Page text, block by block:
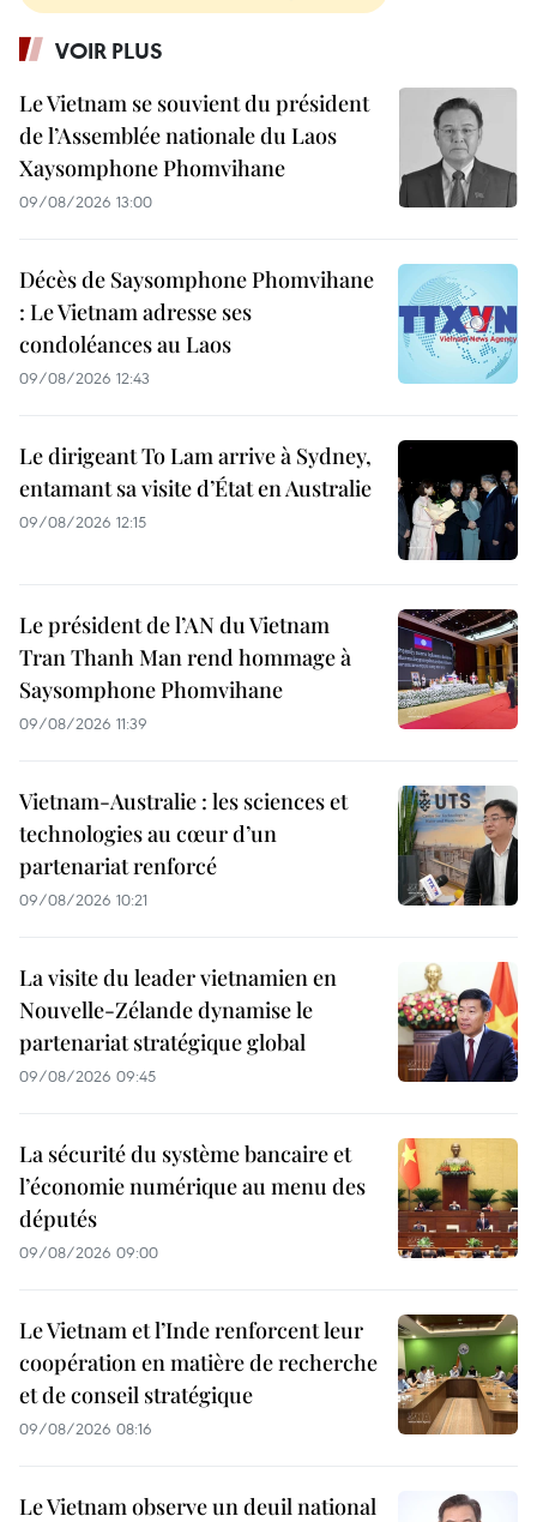
VOIR PLUS
Le Vietnam se souvient du président
de l’Assemblée nationale du Laos
Xaysomphone Phomvihane
09/08/2026 13:00
Décès de Saysomphone Phomvihane
: Le Vietnam adresse ses
condoléances au Laos
09/08/2026 12:43
Le dirigeant To Lam arrive à Sydney,
entamant sa visite d’État en Australie
09/08/2026 12:15
Le président de l’AN du Vietnam
Tran Thanh Man rend hommage à
Saysomphone Phomvihane
09/08/2026 11:39
Vietnam-Australie : les sciences et
technologies au cœur d’un
partenariat renforcé
09/08/2026 10:21
La visite du leader vietnamien en
Nouvelle-Zélande dynamise le
partenariat stratégique global
09/08/2026 09:45
La sécurité du système bancaire et
l’économie numérique au menu des
députés
09/08/2026 09:00
Le Vietnam et l’Inde renforcent leur
coopération en matière de recherche
et de conseil stratégique
09/08/2026 08:16
Le Vietnam observe un deuil national